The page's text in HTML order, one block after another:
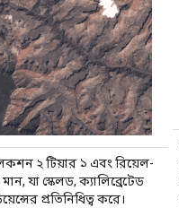
২ টিয়ার ১ এবং রিয়েল-
যা স্কেলড, ক্যালিব্রেটেড
প্রতিনিধিত্ব করে।